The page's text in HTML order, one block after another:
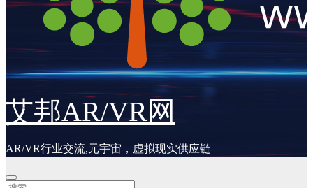
艾邦AR/VR网
AR/VR行业交流,元宇宙，虚拟现实供应链